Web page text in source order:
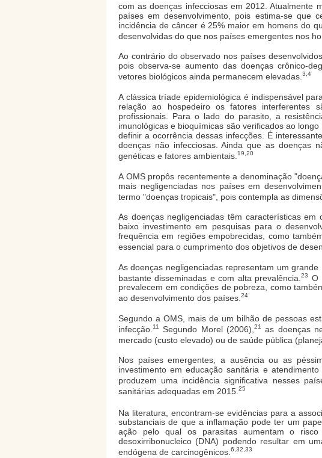
com as doenças infecciosas em 2012. Atualmente
países em desenvolvimento, pois estima-se que
incidência de câncer é 25% maior em homens do
desenvolvidas do que nos países emergentes nos
Ao contrário do observado nos países
pois observa-se aumento das doenças crônico-
vetores biológicos ainda permanecem elevadas. 3,4
A clássica tríade epidemiológica é indispensável
relação ao hospedeiro os fatores interferentes
profissionais. Para o lado do parasito, a
imunológicas e bioquímicas são verificados ao
definir a ocorrência dessas infecções. É
doenças não infecciosas. Ainda que as doenças
genéticas e fatores ambientais. 19,20
A OMS propôs recentemente a denominação
mais negligenciadas nos países em
termo "doenças tropicais", pois contempla as
As doenças negligenciadas têm características
baixo investimento em pesquisas para o
frequência em regiões empobrecidas, como
essencial para o cumprimento dos objetivos de
As doenças negligenciadas representam um
bastante disseminadas e com alta prevalência.23
O
prevalecem em condições de pobreza, como
ao desenvolvimento dos países. 24
Segundo a OMS, mais de um bilhão de pessoas
infecção. 11 Segundo Morel (2006), 21
as doenças
mercado (custo elevado) ou de saúde pública
Nos países emergentes, a ausência ou as
investimento em educação sanitária e
produzem uma incidência significativa nesses
sanitárias adequadas em 2015. 25
Na literatura, encontram-se evidências para a
substanciais de que a inflamação pode ter um
ação pelo qual os parasitas aumentam o
desoxirribonucleico (DNA) podendo resultar em
endógena de carcinogênicos. 6,32,33